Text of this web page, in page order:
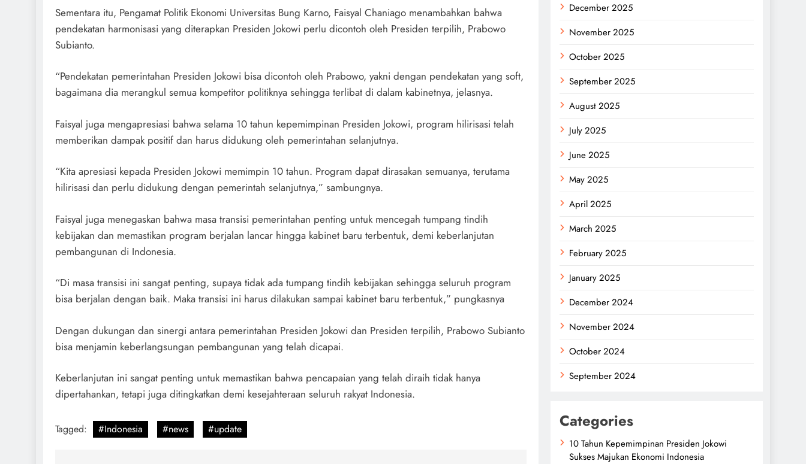
Sementara itu, Pengamat Politik Ekonomi Universitas Bung Karno, Faisyal Chaniago menambahkan bahwa
pendekatan harmonisasi yang diterapkan Presiden Jokowi perlu dicontoh oleh Presiden terpilih, Prabowo
Subianto.
“Pendekatan pemerintahan Presiden Jokowi bisa dicontoh oleh Prabowo, yakni dengan pendekatan yang soft,
bagaimana dia merangkul semua kompetitor politiknya sehingga terlibat di dalam kabinetnya, jelasnya.
Faisyal juga mengapresiasi bahwa selama 10 tahun kepemimpinan Presiden Jokowi, program hilirisasi telah
memberikan dampak positif dan harus didukung oleh pemerintahan selanjutnya.
“Kita apresiasi kepada Presiden Jokowi memimpin 10 tahun. Program dapat dirasakan semuanya, terutama
hilirisasi dan perlu didukung dengan pemerintah selanjutnya,” sambungnya.
Faisyal juga menegaskan bahwa masa transisi pemerintahan penting untuk mencegah tumpang tindih
kebijakan dan memastikan program berjalan lancar hingga kabinet baru terbentuk, demi keberlanjutan
pembangunan di Indonesia.
“Di masa transisi ini sangat penting, supaya tidak ada tumpang tindih kebijakan sehingga seluruh program
bisa berjalan dengan baik. Maka transisi ini harus dilakukan sampai kabinet baru terbentuk,” pungkasnya
Dengan dukungan dan sinergi antara pemerintahan Presiden Jokowi dan Presiden terpilih, Prabowo Subianto
bisa menjamin keberlangsungan pembangunan yang telah dicapai.
Keberlanjutan ini sangat penting untuk memastikan bahwa pencapaian yang telah diraih tidak hanya
dipertahankan, tetapi juga ditingkatkan demi kesejahteraan seluruh rakyat Indonesia.
Tagged: #Indonesia #news #update
December 2025
November 2025
October 2025
September 2025
August 2025
July 2025
June 2025
May 2025
April 2025
March 2025
February 2025
January 2025
December 2024
November 2024
October 2024
September 2024
Categories
10 Tahun Kepemimpinan Presiden Jokowi
Sukses Majukan Ekonomi Indonesia